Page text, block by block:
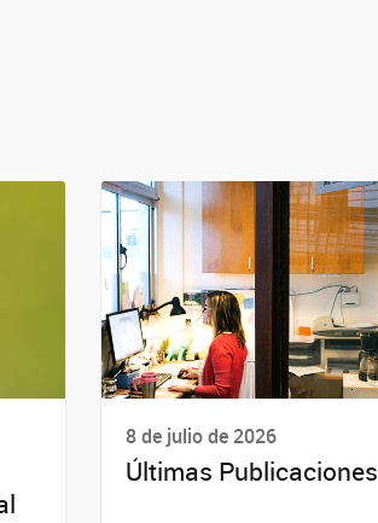
8 de julio de 2026
Últimas Publicaciones